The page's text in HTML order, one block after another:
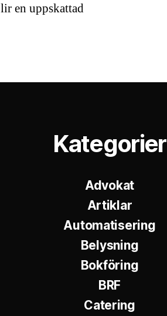
en uppskattad
Kategorier
Advokat
Artiklar
Automatisering
Belysning
Bokföring
BRF
Catering